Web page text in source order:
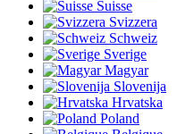
Suisse
Svizzera
Schweiz
Sverige
Magyar
Slovenija
Hrvatska
Poland